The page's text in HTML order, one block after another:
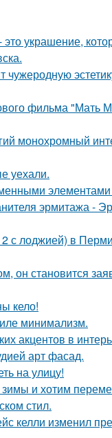
украшение,
фильма "Мать
монохромный
уехали.
эрмитажа -
с лоджией) в
он становится
кело!
минимализм.
акцентов в
арт фасад.
на улицу!
и хотим
стил.
келли изменил